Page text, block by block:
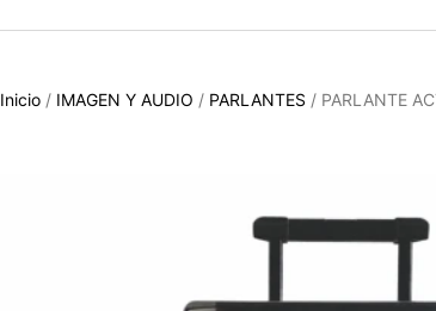
Inicio / IMAGEN Y AUDIO / PARLANTES / PARLANTE